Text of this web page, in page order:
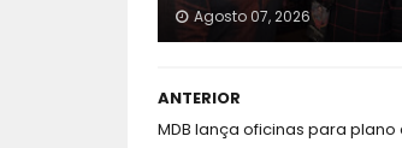
Agosto 07, 2026
ANTERIOR
MDB lança oficinas para